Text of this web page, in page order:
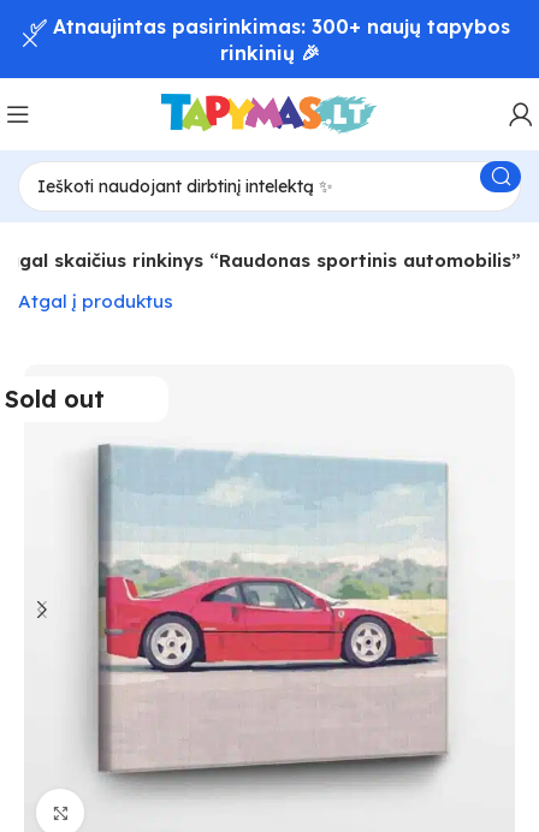
skaičius rinkinys “Raudonas sportinis automobilis”
Atgal į produktus
Sold out
✅ Atnaujintas pasirinkimas: 300+ naujų tapybos
rinkinių 🎉